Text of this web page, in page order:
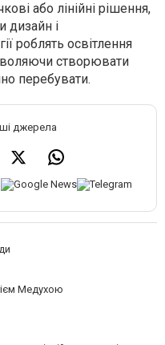
або лінійні рішення,
дизайн і
роблять освітлення
створювати
перебувати.
джерела
Медухою